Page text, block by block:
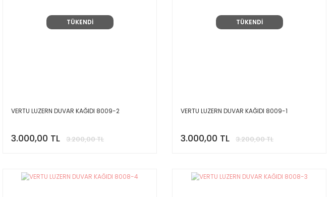
TÜKENDİ
VERTU LUZERN DUVAR KAĞIDI 8009-2
3.000,00 TL 3.200,00 TL
TÜKENDİ
VERTU LUZERN DUVAR KAĞIDI 8009-1
3.000,00 TL 3.200,00 TL